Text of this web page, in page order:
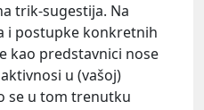
trik-sugestija. Na
i postupke konkretnih
kao predstavnici nose
u (vašoj)
se u tom trenutku